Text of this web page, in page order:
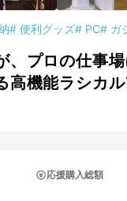
# 便利グッズ# PC# ガ
、プロの仕事
高機能ラシカ
応援購入総額